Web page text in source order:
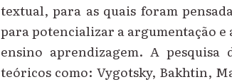
textual, para as quais foram
para potencializar a argumentação e
ensino aprendizagem. A
teóricos como: Vygotsky, Bakhtin,